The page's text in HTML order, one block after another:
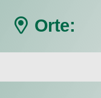
Orte: